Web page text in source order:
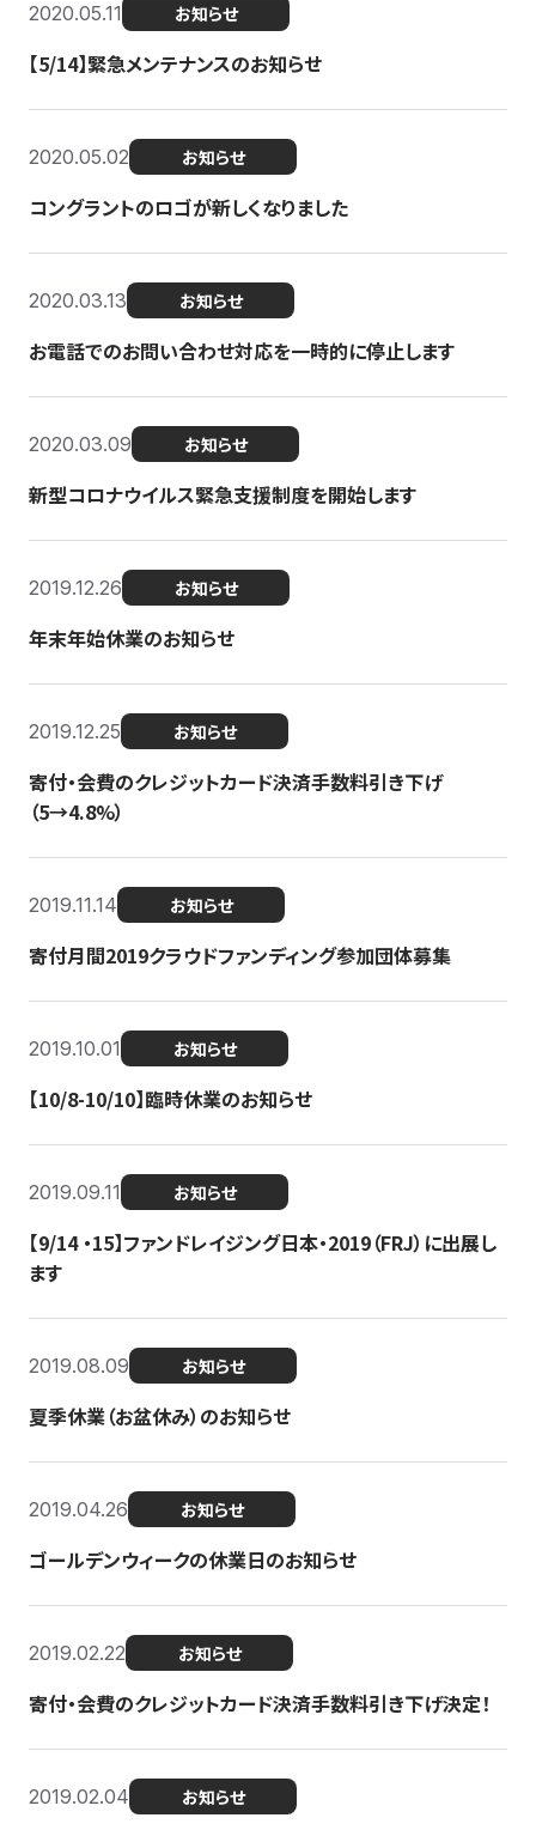
2020.05.11 お知らせ
【5/14】緊急メンテナンスのお知らせ
2020.05.02 お知らせ
コングラントのロゴが新しくなりました
2020.03.13 お知らせ
お電話でのお問い合わせ対応を一時的に停止します
2020.03.09 お知らせ
新型コロナウイルス緊急支援制度を開始します
2019.12.26 お知らせ
年末年始休業のお知らせ
2019.12.25 お知らせ
寄付・会費のクレジットカード決済手数料引き下げ
（5→4.8%）
2019.11.14 お知らせ
寄付月間2019クラウドファンディング参加団体募集
2019.10.01 お知らせ
【10/8-10/10】臨時休業のお知らせ
2019.09.11 お知らせ
【9/14 ・15】ファンドレイジング日本・2019（FRJ）に出展し
ます
2019.08.09 お知らせ
夏季休業（お盆休み）のお知らせ
2019.04.26 お知らせ
ゴールデンウィークの休業日のお知らせ
2019.02.22 お知らせ
寄付・会費のクレジットカード決済手数料引き下げ決定！
2019.02.04 お知らせ